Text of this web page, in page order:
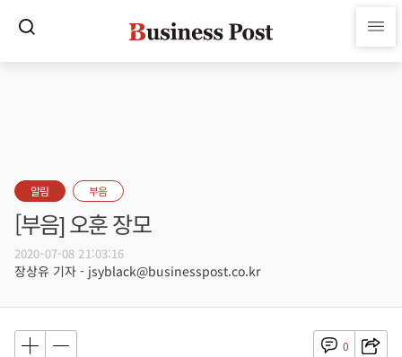
알림 부음
[부음] 오훈 장모
2020-07-08 21:03:16
장상유 기자 - jsyblack@businesspost.co.kr
0